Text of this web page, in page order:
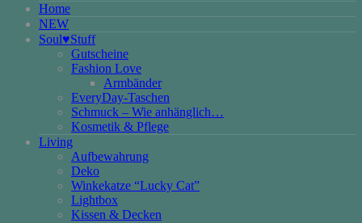
Home
NEW
Soul♥Stuff
Gutscheine
Fashion Love
Armbänder
EveryDay-Taschen
Schmuck – Wie anhänglich…
Kosmetik & Pflege
Living
Aufbewahrung
Deko
Winkekatze “Lucky Cat”
Lightbox
Kissen & Decken